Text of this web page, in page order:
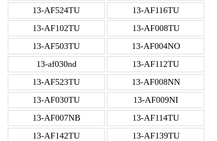
13-AF524TU
13-AF116TU
13-AF102TU
13-AF008TU
13-AF503TU
13-AF004NO
13-af030nd
13-AF112TU
13-AF523TU
13-AF008NN
13-AF030TU
13-AF009NI
13-AF007NB
13-AF114TU
13-AF142TU
13-AF139TU